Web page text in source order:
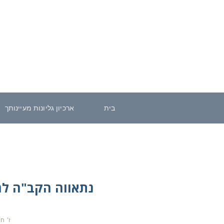
בית ארכיון גליונות מעיינותך
נתאווה הקב"ה
ז'